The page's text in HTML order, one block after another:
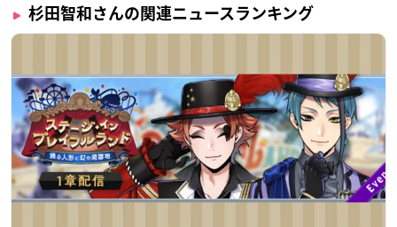
杉田智和さんの関連ニュースランキング